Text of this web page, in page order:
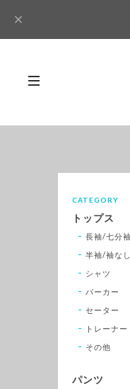
CATEGORY
トップス
長袖/七分
半袖/袖な
シャツ
パーカー
セーター
トレーナ
その他
パンツ